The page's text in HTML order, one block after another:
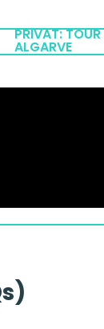
PRIVAT:
ALGARVE